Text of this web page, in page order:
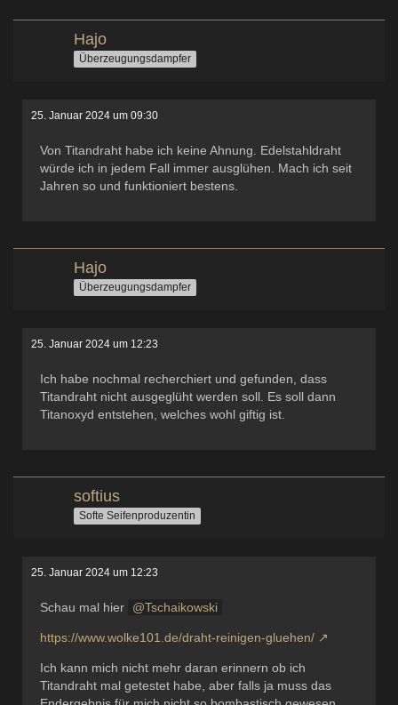
Hajo
Überzeugungsdampfer
25. Januar 2024 um 09:30
Von Titandraht habe ich keine Ahnung. Edelstahldraht
würde ich in jedem Fall immer ausglühen. Mach ich seit
Jahren so und funktioniert bestens.
Hajo
Überzeugungsdampfer
25. Januar 2024 um 12:23
Ich habe nochmal recherchiert und gefunden, dass
Titandraht nicht ausgeglüht werden soll. Es soll dann
Titanoxyd entstehen, welches wohl giftig ist.
softius
Softe Seifenproduzentin
25. Januar 2024 um 12:23
Schau mal hier Tschaikowski
https://www.wolke101.de/draht-reinigen-gluehen/
Ich kann mich nicht mehr daran erinnern ob ich
Titandraht mal getestet habe, aber falls ja muss das